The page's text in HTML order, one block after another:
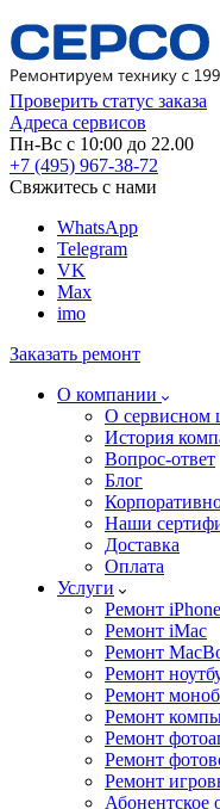
Проверить статус заказа
Адреса сервисов
Пн-Вс с 10:00 до 22.00
+7 (495) 967-38-72
Свяжитесь с нами
WhatsApp
Telegram
VK
Max
imo
Заказать ремонт
О компании
О сервисном
История
Вопрос-ответ
Блог
Наши
Доставка
Оплата
Услуги
Ремонт iPhone
Ремонт iMac
Ремонт
Ремонт
Ремонт
Ремонт
Ремонт
Ремонт
Ремонт
Абонентское